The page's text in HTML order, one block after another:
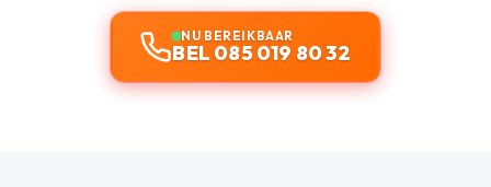
NU BEREIKBAAR
BEL 085 019 80 32